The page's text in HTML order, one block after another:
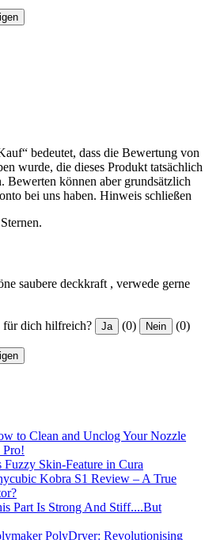
bedeutet, dass die Bewertung von
wurde, die dieses Produkt tatsächlich
Bewerten können aber grundsätzlich
bei uns haben. Hinweis schließen
saubere deckkraft , verwede gerne
für dich hilfreich? Ja (0) Nein (0)
to Clean and Unclog Your Nozzle
Pro!
Fuzzy Skin-Feature in Cura
Kobra S1 Review – A True
Part Is Strong And Stiff....But
PolyDryer: Revolutionising